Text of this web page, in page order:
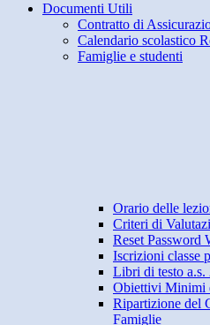
Documenti Utili
Contratto di
Calendario scolastico
Famiglie e studenti
Orario delle
Criteri di
Reset Password
Iscrizioni classe
Libri di testo a.s.
Obiettivi Minimi
Ripartizione del
Famiglie